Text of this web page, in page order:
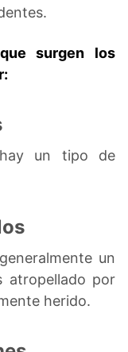
surgen los
un tipo de
un
atropellado por
herido.